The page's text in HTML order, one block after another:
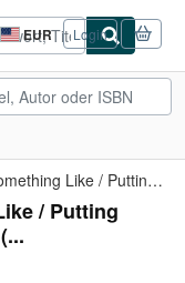
EUR
Seite
der
Einkaufseinstellungen.
Login
Louise Lawler It is Something Like / Putting Words in Your Mouth...
/ Putting